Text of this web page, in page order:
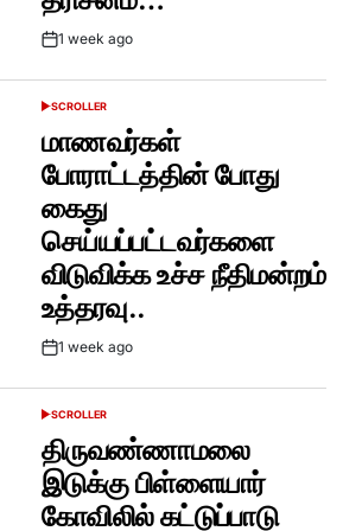
Post1 week ago
POSTED
SCROLLER
மாணவர்கள்
போராட்டத்தின் போது
கைது
செய்யப்பட்டவர்களை
விடுவிக்க உச்ச நீதிமன்றம்
உத்தரவு..
Post1 week ago
POSTED
SCROLLER
திருவண்ணாமலை
இடுக்கு பிள்ளையார்
கோவிலில் கட்டுப்பாடு